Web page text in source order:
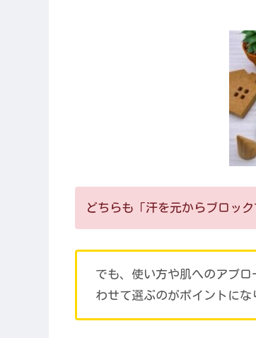
どちらも「汗を元からブロッ
でも、使い方や肌へのアプ
わせて選ぶのがポイントにな